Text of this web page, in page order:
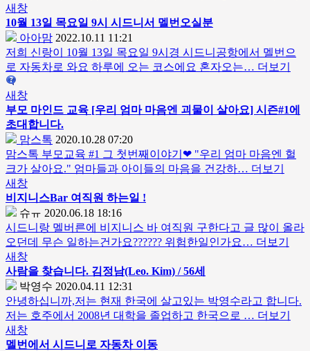
새창
10월 13일 목요일 9시 시드니 서 멜번오실분
아아맘 2022.10.11 11:21
저희 신랑이 10월 13일 목요일 9시경 시드니공항에서 멜번으
로 자동차로 와요 하루에 오는 코스에요 혼자오는… 더보기
새창
부모 마인드 교육 [우리 엄마 마음엔 괴물이 살아요] 시즌#1에
초대합니다.
맘스톡 2020.10.28 07:20
맘스톡 부모교육 #1 그 첫번째이야기❤ "우리 엄마 마음엔 헐
크가 살아요." 엄마들과 아이들의 마음을 건강하… 더보기
새창
비지니스Bar 여직원 하는일 !
슈ㅠ 2020.06.18 18:16
시드니랑 멜버른에 비지니스 바 여직원 구한다고 글 많이 올라
오던데 무슨 일하는건가요?????? 위험한일인가요… 더보기
새창
사람을 찾습니다. 김정남(Leo. Kim) / 56세
박영수 2020.04.11 12:31
안녕하십니까,저는 현재 한국에 살고있는 박영수라고 합니다.
저는 호주에서 2008년 대학을 졸업하고 한국으로 … 더보기
새창
멜번에서 시드니 로 자동차 이동